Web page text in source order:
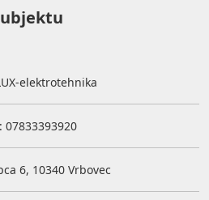
elektrotehnika
07833393920
6, 10340 Vrbovec